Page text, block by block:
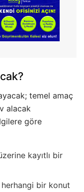
temel amaç
alacak
göre
kayıtlı bir
herhangi bir konut